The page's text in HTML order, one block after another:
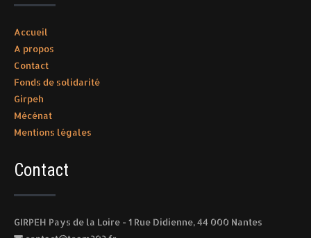
Accueil
A propos
Contact
Fonds de solidarité
Girpeh
Mécénat
Mentions légales
Contact
GIRPEH Pays de la Loire - 1 Rue Didienne, 44 000 Nantes